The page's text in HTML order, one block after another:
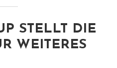
STELLT DIE
WEITERES